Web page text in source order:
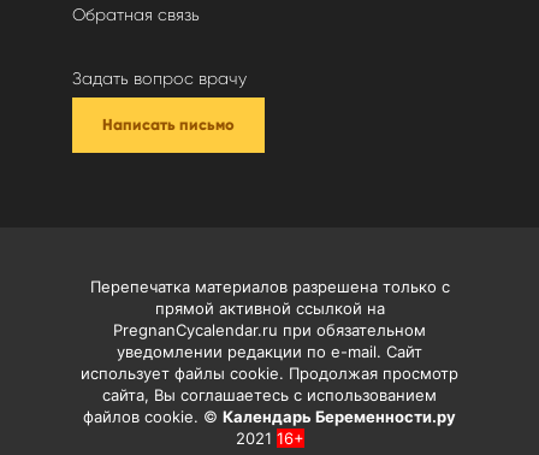
Обратная связь
Задать вопрос врачу
Написать письмо
Перепечатка материалов разрешена только с
прямой активной ссылкой на
PregnanCycalendar.ru при обязательном
уведомлении редакции по e-mail. Сайт
использует файлы cookie. Продолжая просмотр
сайта, Вы соглашаетесь с использованием
файлов cookie. © Календарь Беременности.ру
2021 16+